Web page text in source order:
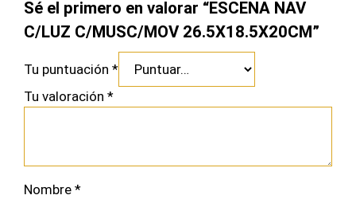
Sé el primero en valorar “ESCENA NAV
C/LUZ C/MUSC/MOV 26.5X18.5X20CM”
Tu puntuación *
Tu valoración *
Nombre *